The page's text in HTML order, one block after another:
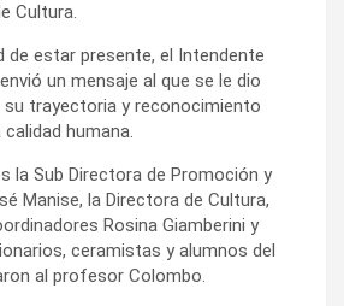
Cultura.
de estar presente, el Intendente
un mensaje al que se le dio
trayectoria y reconocimiento
humana.
la Sub Directora de Promoción y
Manise, la Directora de Cultura,
Rosina Giamberini y
ceramistas y alumnos del
al profesor Colombo.